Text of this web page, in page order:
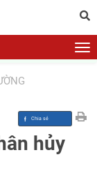
hủy